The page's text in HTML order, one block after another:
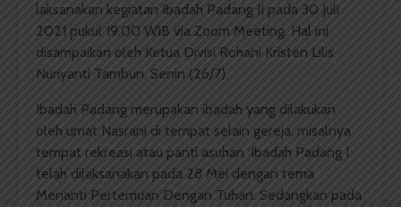
laksanakan kegiatan Ibadah Padang II pada 30 Juli
2021 pukul 19.00 WIB via Zoom Meeting. Hal ini
disampaikan oleh Ketua Divisi Rohani Kristen Lilis
Nuriyanti Tambun, Senin (26/7).
Ibadah Padang merupakan ibadah yang dilakukan
oleh umat Nasrani di tempat selain gereja, misalnya
tempat rekreasi atau panti asuhan. Ibadah Padang I
telah dilaksanakan pada 28 Mei dengan tema
Menanti Pertemuan Dengan Tuhan. Sedangkan pada